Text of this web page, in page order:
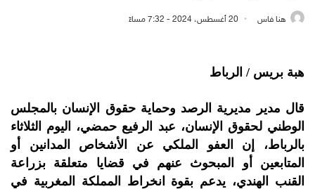
هنا فاس 20 أغسطس، 2024 - 7:32 مساءً
هبة بريس / الرباط
قال مدير مديرية الرصد وحماية حقوق الإنسان بالمجلس
الوطني لحقوق الإنسان، عبد الرفيع حمضي، اليوم الثلاثاء
بالرباط، إن العفو الملكي عن الأشخاص المدانين أو
المتابعين أو المبحوث عنهم في قضايا متعلقة بزراعة
القنب الهندي، يدعم بقوة انخراط المملكة المغربية في